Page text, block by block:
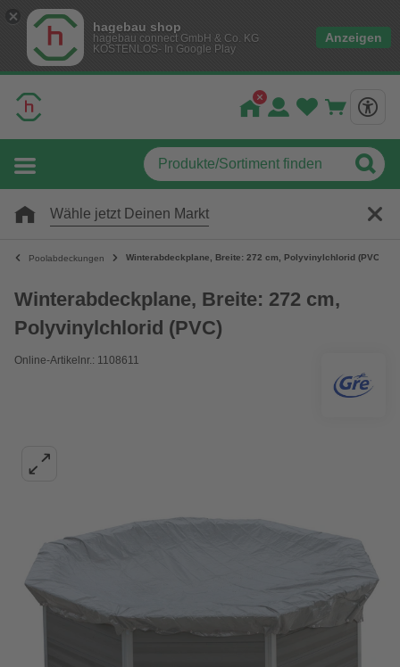
hagebau shop
hagebau connect GmbH & Co. KG
KOSTENLOS- In Google Play
Anzeigen
Wähle jetzt Deinen Markt
Poolabdeckungen Winterabdeckplane, Breite: 272 cm, Polyvinylchlorid (PVC)
Winterabdeckplane, Breite: 272 cm,
Polyvinylchlorid (PVC)
Online-Artikelnr.: 1108611